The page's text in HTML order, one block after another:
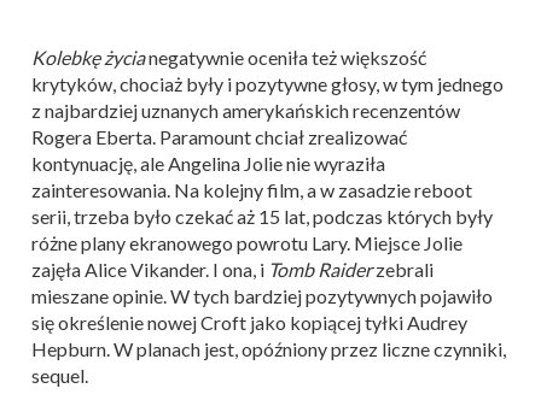
Kolebkę życianegatywnie oceniła też większość
krytyków, chociaż były i pozytywne głosy, w tym jednego
z najbardziej uznanych amerykańskich recenzentów
Rogera Eberta. Paramount chciał zrealizować
kontynuację, ale Angelina Jolie nie wyraziła
zainteresowania. Na kolejny film, a w zasadzie reboot
serii, trzeba było czekać aż 15 lat, podczas których były
różne plany ekranowego powrotu Lary. Miejsce Jolie
zajęła Alice Vikander. I ona, i Tomb Raiderzebrali
mieszane opinie. W tych bardziej pozytywnych pojawiło
się określenie nowej Croft jako kopiącej tyłki Audrey
Hepburn. W planach jest, opóźniony przez liczne czynniki,
sequel.